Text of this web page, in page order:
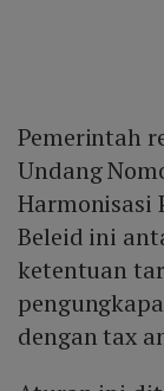
Pemerintah
Undang
Harmonisasi
Beleid ini
ketentuan
dengan tax